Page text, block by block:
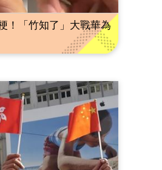
！「竹知了」大戰華為